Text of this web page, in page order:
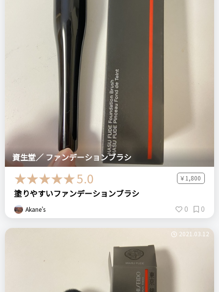
資生堂／ ファンデーションブラシ
5.0 ￥1,800
塗りやすいファンデーションブラシ
Akane’s 0 0
2021.03.12